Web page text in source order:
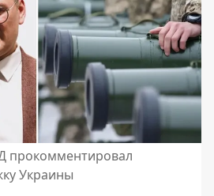
прокомментировал
Украины